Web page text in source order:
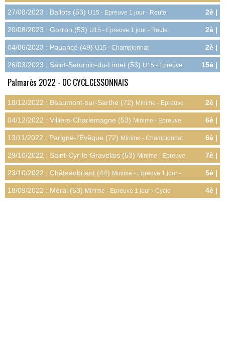
5.4pts
27/08/2023 : Ballots (53) U15 - Epreuve 1 jour - Route
2è |
5.4pts
20/08/2023 : Gorron (53) U15 - Epreuve 1 jour - Route
2è |
5.4pts
04/06/2023 : Pouancé (49) U15 - Championnat
Départemental - Route
2è |
8.1pts
26/03/2023 : Saint-Saturnin-du-Limet (53) U15 - Epreuve
15è |
0.3pts
Palmarès 2022 - OC CYCL.CESSONNAIS
18/12/2022 : Beaumont-sur-Sarthe (72) Minime - Epreuve
1 jour - Cyclo-cross
2è |
5.4pts
04/12/2022 : Villiers-Charlemagne (53) Minime - Epreuve
1 jour - Cyclo-cross
6è |
3.0pts
13/11/2022 : Parigné-l'Évêque (72) Minime - Championnat
Départemental - Cyclo-cross
6è |
4.5pts
29/10/2022 : Saint-Cyr-le-Gravelais (53) Minime - Epreuve
1 jour - Cyclo-cross
7è |
2.7pts
23/10/2022 : Châteaubriant (44) Minime - Epreuve 1 jour -
Cyclo-cross
5è |
3.6pts
18/09/2022 : Méral (53) Minime - Epreuve 1 jour - Cyclo-
4è |
4.2pts